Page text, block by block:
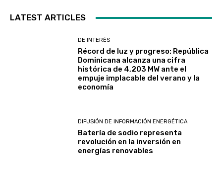
LATEST ARTICLES
DE INTERÉS
Récord de luz y progreso: República
Dominicana alcanza una cifra
histórica de 4,203 MW ante el
empuje implacable del verano y la
economía
DIFUSIÓN DE INFORMACIÓN ENERGÉTICA
Batería de sodio representa
revolución en la inversión en
energías renovables